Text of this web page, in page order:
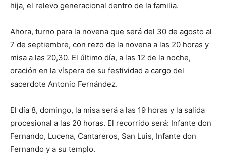
hija, el relevo generacional dentro de la familia.
Ahora, turno para la novena que será del 30 de agosto al
7 de septiembre, con rezo de la novena a las 20 horas y
misa a las 20,30. El último día, a las 12 de la noche,
oración en la víspera de su festividad a cargo del
sacerdote Antonio Fernández.
El día 8, domingo, la misa será a las 19 horas y la salida
procesional a las 20 horas. El recorrido será: Infante don
Fernando, Lucena, Cantareros, San Luis, Infante don
Fernando y a su templo.